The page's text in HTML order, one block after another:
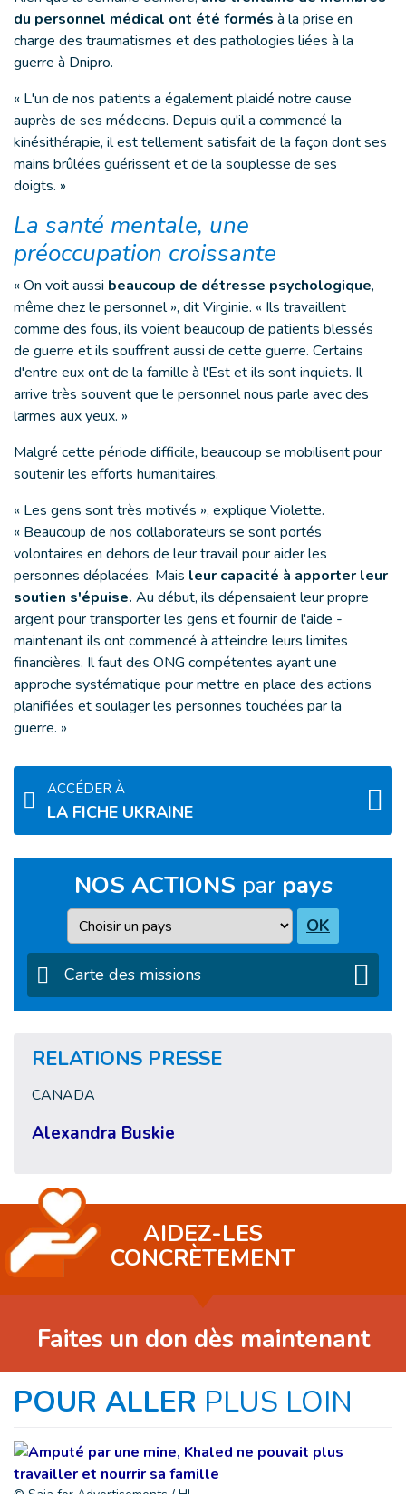
du personnel médical ont été formés à la prise en
charge des traumatismes et des pathologies liées à la
guerre à Dnipro.
« L'un de nos patients a également plaidé notre cause
auprès de ses médecins. Depuis qu'il a commencé la
kinésithérapie, il est tellement satisfait de la façon dont ses
mains brûlées guérissent et de la souplesse de ses
doigts. »
La santé mentale, une
préoccupation croissante
« On voit aussi beaucoup de détresse psychologique,
même chez le personnel », dit Virginie. « Ils travaillent
comme des fous, ils voient beaucoup de patients blessés
de guerre et ils souffrent aussi de cette guerre. Certains
d'entre eux ont de la famille à l'Est et ils sont inquiets. Il
arrive très souvent que le personnel nous parle avec des
larmes aux yeux. »
Malgré cette période difficile, beaucoup se mobilisent pour
soutenir les efforts humanitaires.
« Les gens sont très motivés », explique Violette.
« Beaucoup de nos collaborateurs se sont portés
volontaires en dehors de leur travail pour aider les
personnes déplacées. Mais leur capacité à apporter leur
soutien s'épuise. Au début, ils dépensaient leur propre
argent pour transporter les gens et fournir de l'aide -
maintenant ils ont commencé à atteindre leurs limites
financières. Il faut des ONG compétentes ayant une
approche systématique pour mettre en place des actions
planifiées et soulager les personnes touchées par la
guerre. »
ACCÉDER À
LA FICHE UKRAINE
NOS ACTIONS par pays
Pays OK
Carte des missions
RELATIONS PRESSE
CANADA
Alexandra Buskie
AIDEZ-LES
CONCRÈTEMENT
Faites un don dès maintenant
POUR ALLER PLUS LOIN